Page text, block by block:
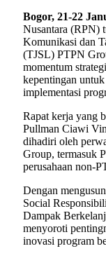
Bogor, 21-22
Nusantara (RPN)
Komunikasi dan
(TJSL) PTPN
momentum
kepentingan
implementasi
Rapat kerja yang
Pullman Ciawi
dihadiri oleh
Group, termasuk
perusahaan non-
Dengan
Social
Dampak
menyoroti
inovasi program